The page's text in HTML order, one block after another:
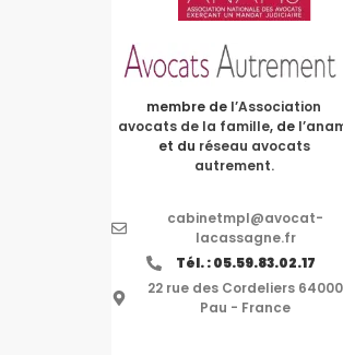
membre de l’Association
avocats de la famille, de
et du réseau avocats
autrement.
cabinetmpl@avocat-
lacassagne.fr
Tél. : 05.59.83.02.17
22 rue des Cordeliers 64000
Pau - France